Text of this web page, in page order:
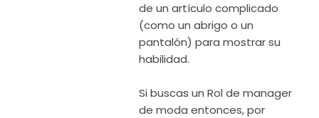
de un artículo complicado
(como un abrigo o un
pantalón) para mostrar su
habilidad.
Si buscas un Rol de manager
de moda entonces, por